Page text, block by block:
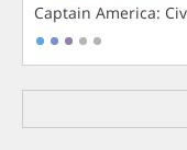
Captain America: